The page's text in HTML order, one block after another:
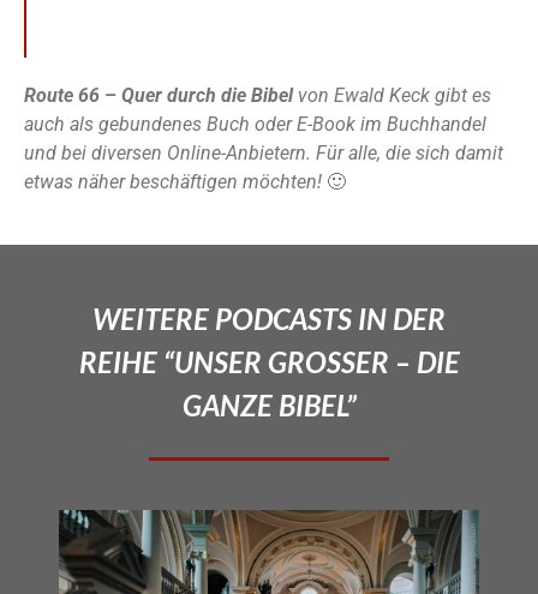
Route 66 – Quer durch die Bibel von Ewald Keck gibt es
auch als gebundenes Buch oder E-Book im Buchhandel
und bei diversen Online-Anbietern. Für alle, die sich damit
etwas näher beschäftigen möchten! 🙂
WEITERE PODCASTS IN DER
REIHE “UNSER GROSSER – DIE
GANZE BIBEL”